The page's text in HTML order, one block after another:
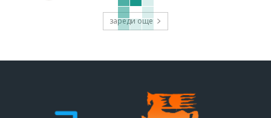
зареди още